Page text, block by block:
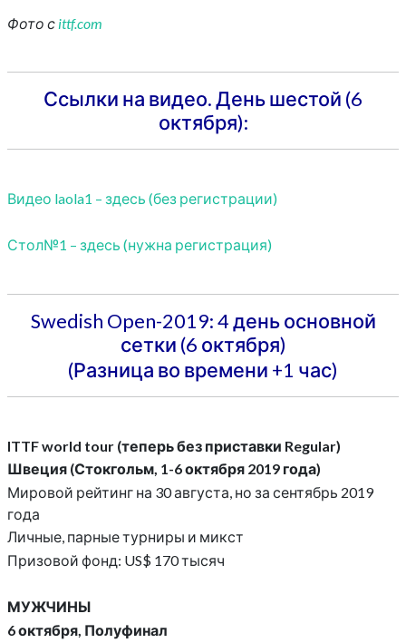
Фото с ittf.com
Ссылки на видео. День шестой (6
октября):
Видео laola1 – здесь (без регистрации)
Стол№1 – здесь (нужна регистрация)
Swedish Open-2019: 4 день основной
сетки (6 октября)
(Разница во времени +1 час)
ITTF world tour (теперь без приставки Regular)
Швеция (Стокгольм, 1-6 октября 2019 года)
Мировой рейтинг на 30 августа, но за сентябрь 2019
года
Личные, парные турниры и микст
Призовой фонд: US$ 170 тысяч
МУЖЧИНЫ
6 октября, Полуфинал